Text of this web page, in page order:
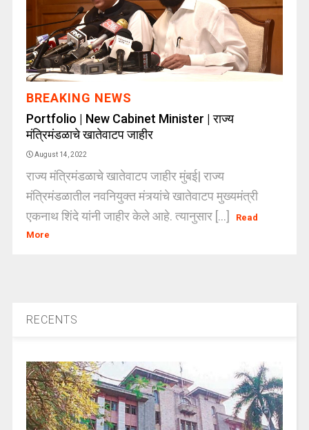
BREAKING NEWS
Portfolio | New Cabinet Minister | राज्य
मंत्रिमंडळाचे खातेवाटप जाहीर
August 14, 2022
राज्य मंत्रिमंडळाचे खातेवाटप जाहीर मुंबई| राज्य
मंत्रिमंडळातील नवनियुक्त मंत्र्यांचे खातेवाटप मुख्यमंत्री
एकनाथ शिंदे यांनी जाहीर केले आहे. त्यानुसार [...]
Read
More
RECENTS